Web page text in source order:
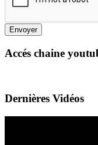
Envoyer
Accés chaine
Dernières Vidéos